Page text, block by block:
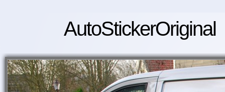
AutoStickerOriginal